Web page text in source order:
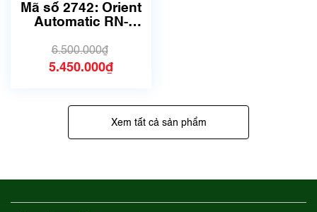
chưa qua sử dụng)
Mã số 2742: Orient
Automatic RN-
lửa) | Size 41.5mm
6.500.000₫
5.450.000₫
Xem tất cả sản phẩm